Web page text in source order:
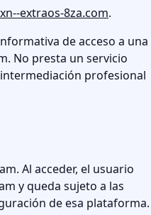
extraos-8za.com.
de acceso a una
No presta un servicio
profesional
Al acceder, el usuario
y queda sujeto a las
de esa plataforma.